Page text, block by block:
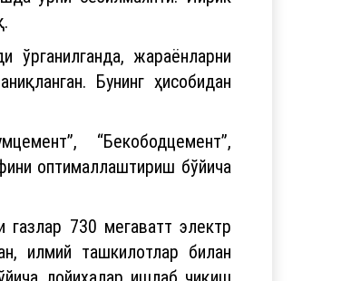
жараёнларни
Бунинг ҳисобидан
“Бекободцемент”,
оптималлаштириш бўйича
730 мегаватт электр
илмий ташкилотлар билан
лойиҳалар ишлаб чиқиш